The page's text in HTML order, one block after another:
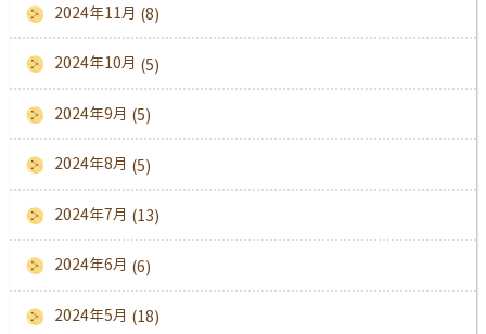
2024年11月 (8)
2024年10月 (5)
2024年9月 (5)
2024年8月 (5)
2024年7月 (13)
2024年6月 (6)
2024年5月 (18)